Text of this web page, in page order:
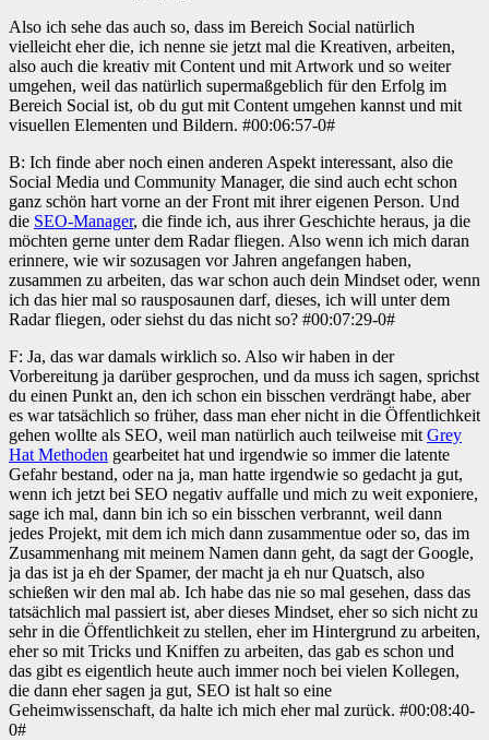
Also ich sehe das auch so, dass im Bereich Social natürlich
vielleicht eher die, ich nenne sie jetzt mal die Kreativen, arbeiten,
also auch die kreativ mit Content und mit Artwork und so weiter
umgehen, weil das natürlich supermaßgeblich für den Erfolg im
Bereich Social ist, ob du gut mit Content umgehen kannst und mit
visuellen Elementen und Bildern. #00:06:57-0#
B: Ich finde aber noch einen anderen Aspekt interessant, also die
Social Media und Community Manager, die sind auch echt schon
ganz schön hart vorne an der Front mit ihrer eigenen Person. Und
die SEO-Manager, die finde ich, aus ihrer Geschichte heraus, ja die
möchten gerne unter dem Radar fliegen. Also wenn ich mich daran
erinnere, wie wir sozusagen vor Jahren angefangen haben,
zusammen zu arbeiten, das war schon auch dein Mindset oder, wenn
ich das hier mal so rausposaunen darf, dieses, ich will unter dem
Radar fliegen, oder siehst du das nicht so? #00:07:29-0#
F: Ja, das war damals wirklich so. Also wir haben in der
Vorbereitung ja darüber gesprochen, und da muss ich sagen, sprichst
du einen Punkt an, den ich schon ein bisschen verdrängt habe, aber
es war tatsächlich so früher, dass man eher nicht in die Öffentlichkeit
gehen wollte als SEO, weil man natürlich auch teilweise mit Grey
Hat Methoden gearbeitet hat und irgendwie so immer die latente
Gefahr bestand, oder na ja, man hatte irgendwie so gedacht ja gut,
wenn ich jetzt bei SEO negativ auffalle und mich zu weit exponiere,
sage ich mal, dann bin ich so ein bisschen verbrannt, weil dann
jedes Projekt, mit dem ich mich dann zusammentue oder so, das im
Zusammenhang mit meinem Namen dann geht, da sagt der Google,
ja das ist ja eh der Spamer, der macht ja eh nur Quatsch, also
schießen wir den mal ab. Ich habe das nie so mal gesehen, dass das
tatsächlich mal passiert ist, aber dieses Mindset, eher so sich nicht zu
sehr in die Öffentlichkeit zu stellen, eher im Hintergrund zu arbeiten,
eher so mit Tricks und Kniffen zu arbeiten, das gab es schon und
das gibt es eigentlich heute auch immer noch bei vielen Kollegen,
die dann eher sagen ja gut, SEO ist halt so eine
Geheimwissenschaft, da halte ich mich eher mal zurück. #00:08:40-
0#